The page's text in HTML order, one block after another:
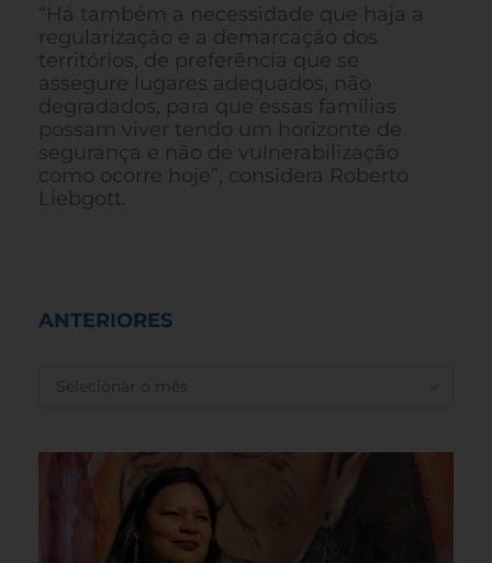
“Há também a necessidade que haja a
regularização e a demarcação dos
territórios, de preferência que se
assegure lugares adequados, não
degradados, para que essas famílias
possam viver tendo um horizonte de
segurança e não de vulnerabilização
como ocorre hoje”, considera Roberto
Liebgott.
ANTERIORES